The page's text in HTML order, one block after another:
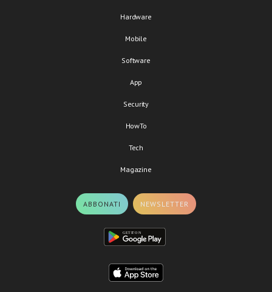
Hardware
Mobile
Software
App
Security
HowTo
Tech
Magazine
ABBONATI NEWSLETTER